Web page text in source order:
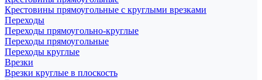
Крестовины прямоугольные с круглыми врезками
Переходы
Переходы прямоугольно-круглые
Переходы прямоугольные
Переходы круглые
Врезки
Врезки круглые в плоскость